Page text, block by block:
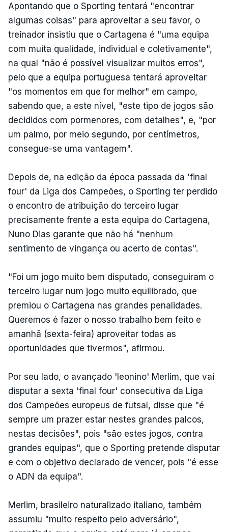
Apontando que o Sporting tentará "encontrar
algumas coisas" para aproveitar a seu favor, o
treinador insistiu que o Cartagena é "uma equipa
com muita qualidade, individual e coletivamente",
na qual "não é possível visualizar muitos erros",
pelo que a equipa portuguesa tentará aproveitar
"os momentos em que for melhor" em campo,
sabendo que, a este nível, "este tipo de jogos são
decididos com pormenores, com detalhes", e, "por
um palmo, por meio segundo, por centímetros,
consegue-se uma vantagem".
Depois de, na edição da época passada da 'final
four' da Liga dos Campeões, o Sporting ter perdido
o encontro de atribuição do terceiro lugar
precisamente frente a esta equipa do Cartagena,
Nuno Dias garante que não há "nenhum
sentimento de vingança ou acerto de contas".
"Foi um jogo muito bem disputado, conseguiram o
terceiro lugar num jogo muito equilibrado, que
premiou o Cartagena nas grandes penalidades.
Queremos é fazer o nosso trabalho bem feito e
amanhã (sexta-feira) aproveitar todas as
oportunidades que tivermos", afirmou.
Por seu lado, o avançado 'leonino' Merlim, que vai
disputar a sexta 'final four' consecutiva da Liga
dos Campeões europeus de futsal, disse que "é
sempre um prazer estar nestes grandes palcos,
nestas decisões", pois "são estes jogos, contra
grandes equipas", que o Sporting pretende disputar
e com o objetivo declarado de vencer, pois "é esse
o ADN da equipa".
Merlim, brasileiro naturalizado italiano, também
assumiu "muito respeito pelo adversário",